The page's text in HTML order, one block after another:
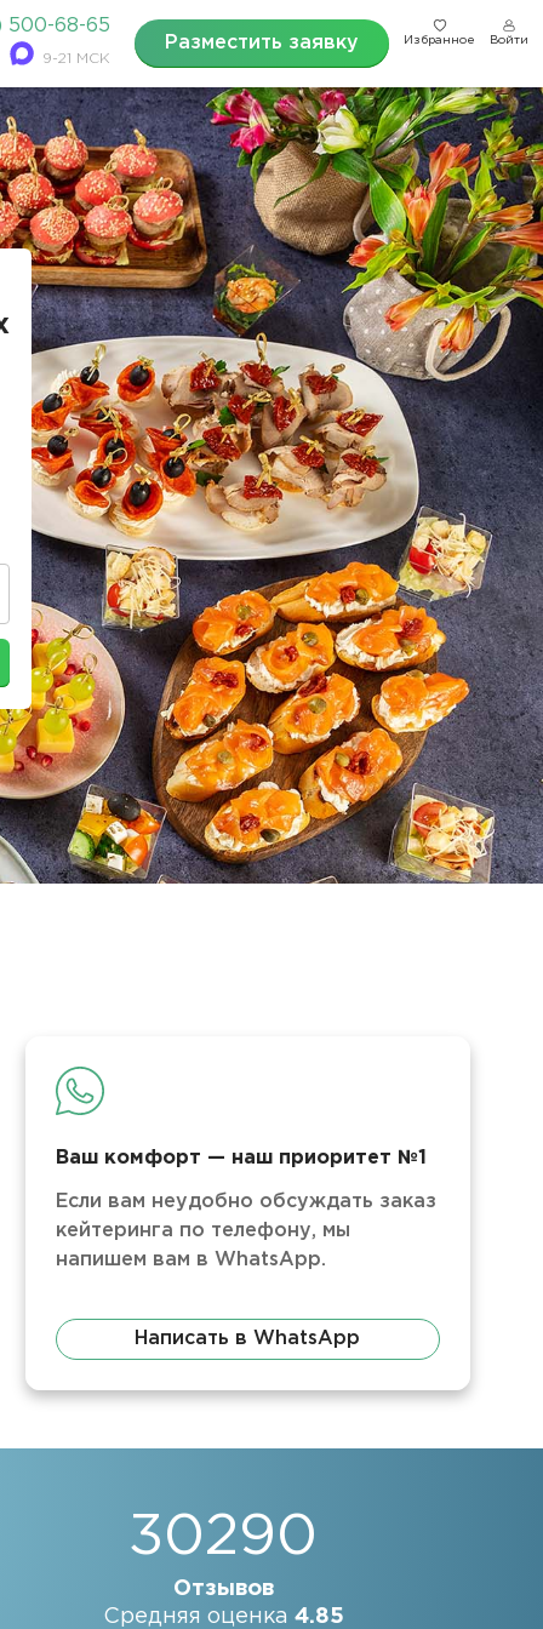
500-68-65
9-21 МСК
Разместить заявку Избранное Войти
Ваш комфорт — наш приоритет №1
Если вам неудобно обсуждать заказ
кейтеринга по телефону, мы
напишем вам в WhatsApp.
Написать в WhatsApp
30290
Отзывов
Средняя оценка 4.85